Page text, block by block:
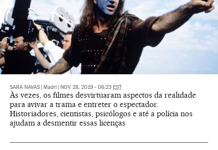
SARA NAVAS Madri NOV 28, 2019 - 06:23 EST
Às vezes, os filmes desvirtuaram aspectos da realidade
para avivar a trama e entreter o espectador.
Historiadores, cientistas, psicólogos e até a polícia nos
ajudam a desmentir essas licenças